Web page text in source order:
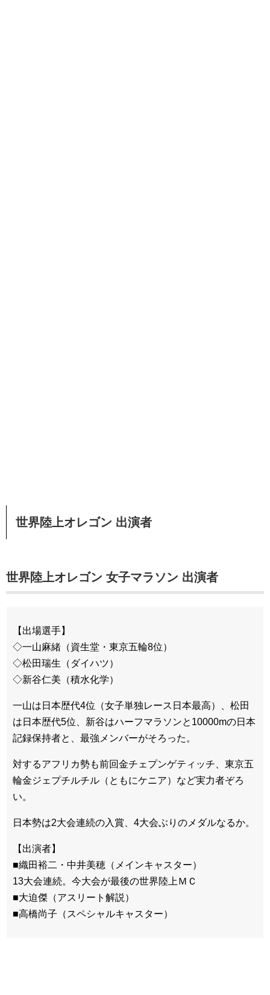
世界陸上オレゴン 出演者
世界陸上オレゴン 女子マラソン 出演者
【出場選手】
◇一山麻緒（資生堂・東京五輪8位）
◇松田瑞生（ダイハツ）
◇新谷仁美（積水化学）
一山は日本歴代4位（女子単独レース日本最高）、松田
は日本歴代5位、新谷はハーフマラソンと10000mの日本
記録保持者と、最強メンバーがそろった。
対するアフリカ勢も前回金チェプンゲティッチ、東京五
輪金ジェプチルチル（ともにケニア）など実力者ぞろ
い。
日本勢は2大会連続の入賞、4大会ぶりのメダルなるか。
【出演者】
■織田裕二・中井美穂（メインキャスター）
13大会連続。今大会が最後の世界陸上ＭＣ
■大迫傑（アスリート解説）
■高橋尚子（スペシャルキャスター）